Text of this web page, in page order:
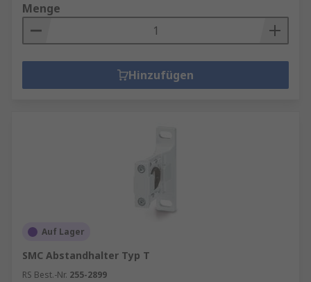
Menge
Hinzufügen
Auf Lager
SMC Abstandhalter Typ T
RS Best.-Nr. 255-2899